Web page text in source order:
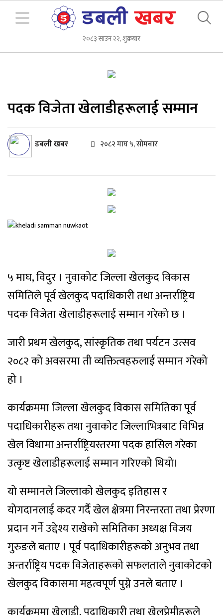
२०८३ साउन २२, शुक्रबार
पदक विजेता खेलाडीहरूलाई सम्मान
डबली खबर २०८२ माघ ५, सोमबार
५ माघ, विदुर । नुवाकोट जिल्ला खेलकुद विकास
समितिले पूर्व खेलकुद पदाधिकारी तथा अन्तर्राष्ट्रिय
पदक विजेता खेलाडीहरूलाई सम्मान गरेको छ ।
जारी प्रथम खेलकुद, सांस्कृतिक तथा पर्यटन उत्सव
२०८२ को अवसरमा ती व्यक्तित्वहरुलाई सम्मान गरेको
हो ।
कार्यक्रममा जिल्ला खेलकुद विकास समितिका पूर्व
पदाधिकारीहरू तथा नुवाकोट जिल्लाभित्रबाट विभिन्न
खेल विधामा अन्तर्राष्ट्रियस्तरमा पदक हासिल गरेका
उत्कृष्ट खेलाडीहरूलाई सम्मान गरिएको थियो।
यो सम्मानले जिल्लाको खेलकुद इतिहास र
योगदानलाई कदर गर्दै खेल क्षेत्रमा निरन्तरता तथा प्रेरणा
प्रदान गर्ने उद्देश्य राखेको समितिका अध्यक्ष विजय
गुरुङले बताए । पूर्व पदाधिकारीहरूको अनुभव तथा
अन्तर्राष्ट्रिय पदक विजेताहरूको सफलताले नुवाकोटको
खेलकुद विकासमा महत्वपूर्ण पुग्ने उनले बताए ।